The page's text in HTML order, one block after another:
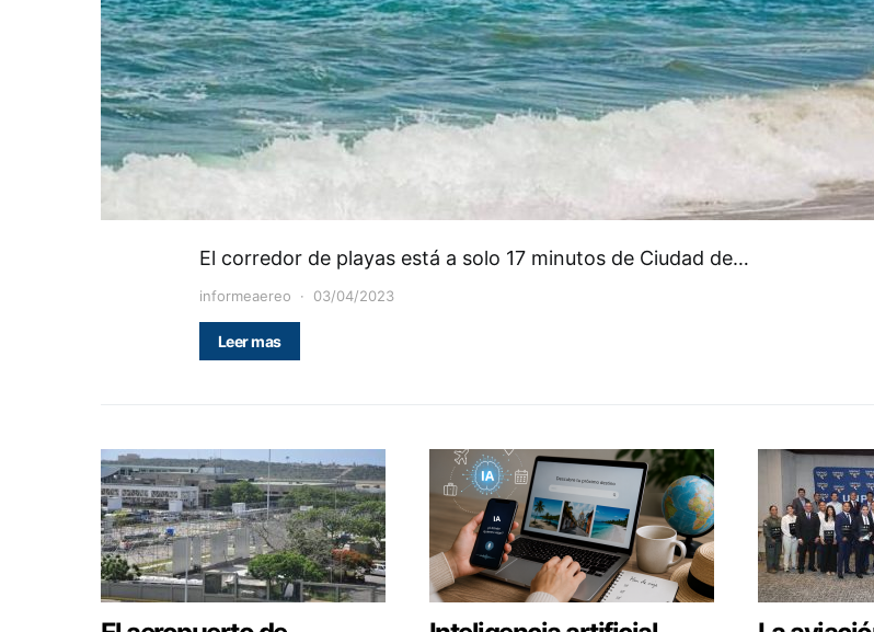
El corredor de playas está a solo 17 minutos de Ciudad de…
informeaereo 03/04/2023
Leer mas